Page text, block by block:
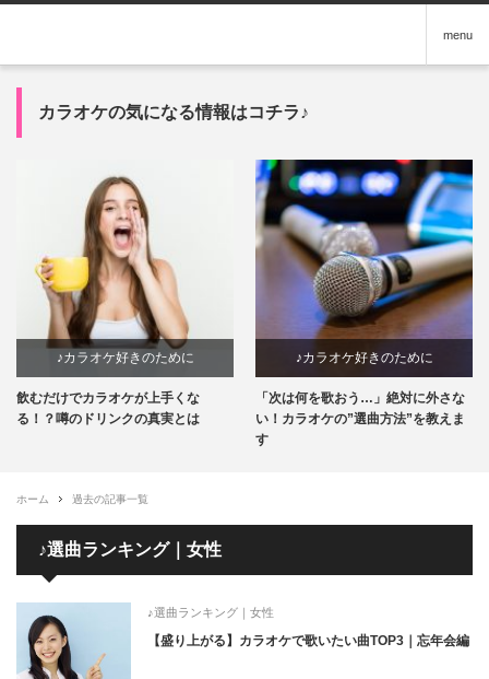
menu
カラオケの気になる情報はコチラ♪
♪カラオケ好きのために
飲むだけでカラオケが上手くな
る！？噂のドリンクの真実とは
♪カラオケ好きのために
「次は何を歌おう…」絶対に外さな
い！カラオケの”選曲方法”を教えま
す
ホーム 過去の記事一覧
♪選曲ランキング｜女性
♪選曲ランキング｜女性
【盛り上がる】カラオケで歌いたい曲TOP3｜忘年会編